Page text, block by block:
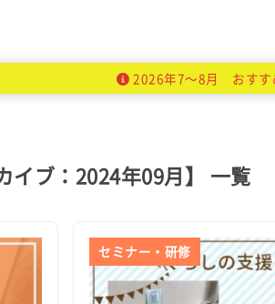
2026年7～8月 おすす
イブ：2024年09月】 一覧
セミナー・研修